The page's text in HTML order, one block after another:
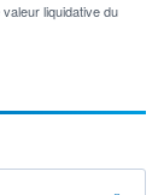
liquidative du